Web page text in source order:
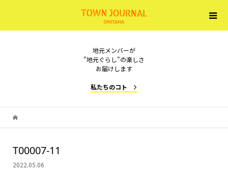
地元メンバーが
"地元ぐらし"の楽しさ
お届けします
私たちのコト
T00007-11
2022.05.06